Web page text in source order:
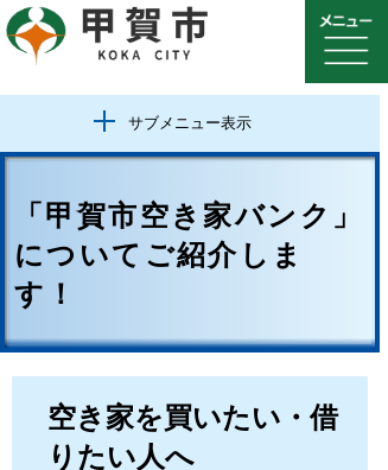
サブメニュー表示
「甲賀市空き家バンク」
についてご紹介しま
す！
空き家を買いたい・借
りたい人へ